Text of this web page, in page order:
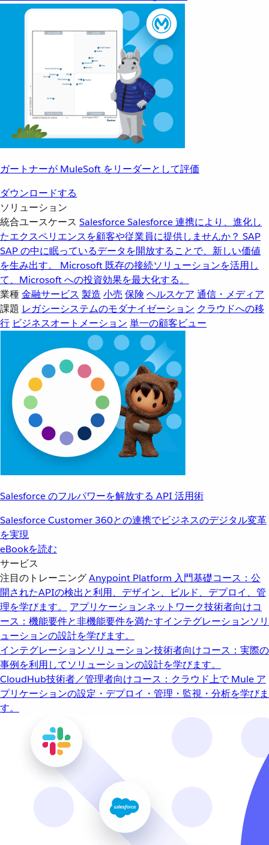
ガートナーが MuleSoft をリーダーとして評価
ダウンロードする
ソリューション
統合ユースケース SalesforceSalesforce 連携により、進化し
たエクスペリエンスを顧客や従業員に提供しませんか？ SAP
SAP の中に眠っているデータを開放することで、新しい価値
を生み出す。
Microsoft 既存の接続ソリューションを活用し
て、Microsoft への投資効果を最大化する。
業種金融サービス 製造 小売 保険 ヘルスケア 通信・メディア
課題 レガシーシステムのモダナイゼーション クラウドへの移
行 ビジネスオートメーション 単一の顧客ビュー
Salesforce のフルパワーを解放する API 活用術
Salesforce Customer 360との連携でビジネスのデジタル変革
を実現
eBookを読む
サービス
注目のトレーニングAnypoint Platform 入門基礎コース：公
開されたAPIの検出と利用、デザイン、ビルド、デプロイ、管
理を学びます。
アプリケーションネットワーク技術者向けコ
ース：機能要件と非機能要件を満たすインテグレーションソリ
ューションの設計を学びます。
インテグレーションソリューション技術者向けコース：実際の
事例を利用してソリューションの設計を学びます。
CloudHub技術者／管理者向けコース：クラウド上で Mule ア
プリケーションの設定・デプロイ・管理・監視・分析を学びま
す。